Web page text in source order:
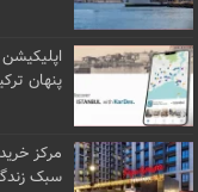
پنهان
مرکز
سبک